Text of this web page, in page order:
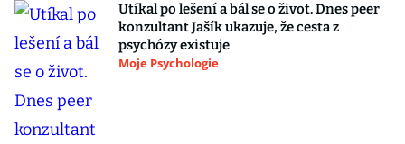
Utíkal po lešení a bál se o život. Dnes peer
konzultant Jašík ukazuje, že cesta z
psychózy existuje
Moje Psychologie